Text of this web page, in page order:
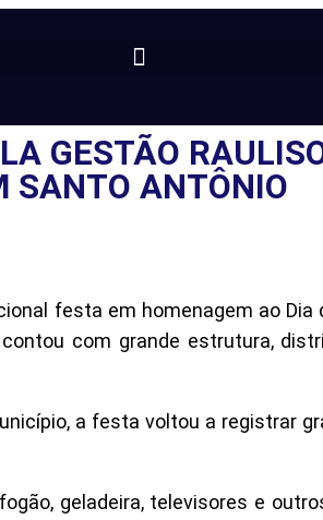
GESTÃO
SANTO ANTÔNIO
festa em homenagem ao Dia
com grande estrutura,
a festa voltou a registrar
geladeira, televisores e